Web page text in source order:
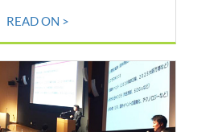
READ ON >